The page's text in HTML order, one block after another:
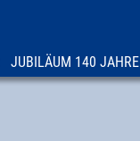
JUBILÄUM 140 JAHRE